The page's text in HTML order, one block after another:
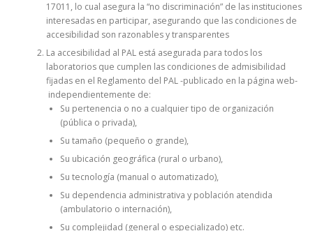
17011, lo cual asegura la “no discriminación” de las instituciones
interesadas en participar, asegurando que las condiciones de
accesibilidad son razonables y transparentes
La accesibilidad al PAL está asegurada para todos los
laboratorios que cumplen las condiciones de admisibilidad
fijadas en el Reglamento del PAL -publicado en la página web-
independientemente de:
Su pertenencia o no a cualquier tipo de organización
(pública o privada),
Su tamaño (pequeño o grande),
Su ubicación geográfica (rural o urbano),
Su tecnología (manual o automatizado),
Su dependencia administrativa y población atendida
(ambulatorio o internación),
Su complejidad (general o especializado) etc.